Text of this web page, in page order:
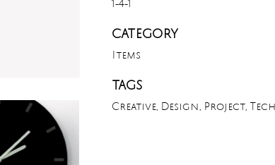
1-4-1
CATEGORY
Items
TAGS
Creative, Design, Project ,